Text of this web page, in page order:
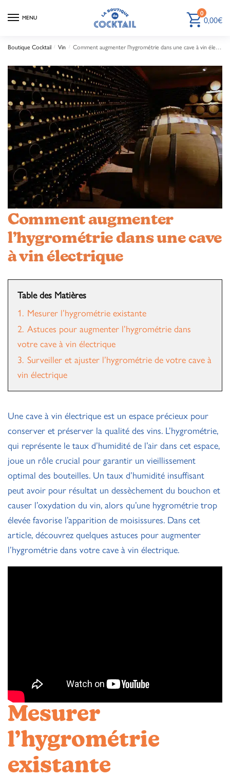
MENU 0
0,00€
Boutique Cocktail / Vin / Comment augmenter l’hygrométrie dans une cave à vin électrique
Comment augmenter
l’hygrométrie dans une cave
à vin électrique
Table des Matières
1. Mesurer l’hygrométrie existante
2. Astuces pour augmenter l’hygrométrie dans
votre cave à vin électrique
3. Surveiller et ajuster l’hygrométrie de votre cave à
vin électrique
Une cave à vin électrique est un espace précieux pour
conserver et préserver la qualité des vins. L’hygrométrie,
qui représente le taux d’humidité de l’air dans cet espace,
joue un rôle crucial pour garantir un vieillissement
optimal des bouteilles. Un taux d’humidité insuffisant
peut avoir pour résultat un dessèchement du bouchon et
causer l’oxydation du vin, alors qu’une hygrométrie trop
élevée favorise l’apparition de moisissures. Dans cet
article, découvrez quelques astuces pour augmenter
l’hygrométrie dans votre cave à vin électrique.
Mesurer
l’hygrométrie
existante